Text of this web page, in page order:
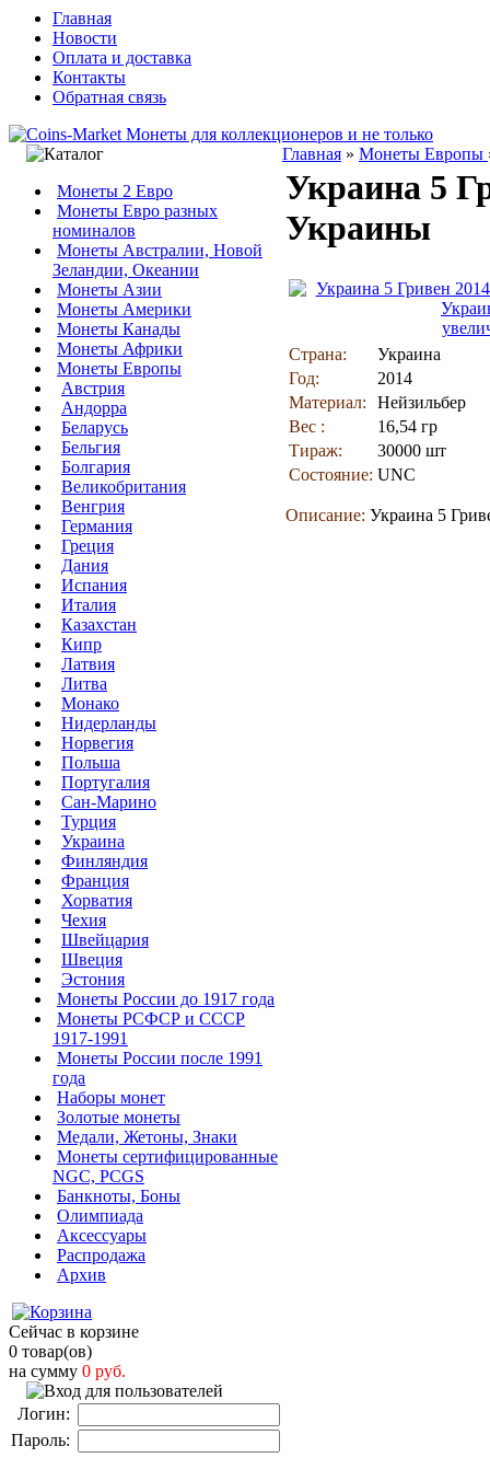
Главная
Новости
Оплата и доставка
Контакты
Обратная связь
Монеты 2 Евро
Монеты Евро разных
номиналов
Монеты Австралии, Новой
Зеландии, Океании
Монеты Азии
Монеты Америки
Монеты Канады
Монеты Африки
Монеты Европы
Австрия
Андорра
Беларусь
Бельгия
Болгария
Великобритания
Венгрия
Германия
Греция
Дания
Испания
Италия
Казахстан
Кипр
Латвия
Литва
Монако
Нидерланды
Норвегия
Польша
Португалия
Сан-Марино
Турция
Украина
Финляндия
Франция
Хорватия
Чехия
Швейцария
Швеция
Эстония
Монеты России до 1917 года
Монеты РСФСР и СССР
1917-1991
Монеты России после 1991
года
Наборы монет
Золотые монеты
Медали, Жетоны, Знаки
Монеты сертифицированные
NGC, PCGS
Банкноты, Боны
Олимпиада
Аксессуары
Распродажа
Архив
Сейчас в корзине
0 товар(ов)
на сумму 0 руб.
Логин:
Пароль:
Главная » Монеты Европы
Украина 5
Украины
Страна:
Украина
Год:
2014
Материал:
Нейзильбер
Вес :
16,54 гр
Тираж:
30000 шт
Состояние: UNC
Описание: Украина 5